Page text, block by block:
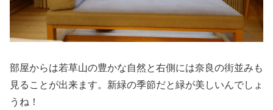
部屋からは若草山の豊かな自然と右側には奈良の街並みも
見ることが出来ます。新緑の季節だと緑が美しいんでしょ
うね！